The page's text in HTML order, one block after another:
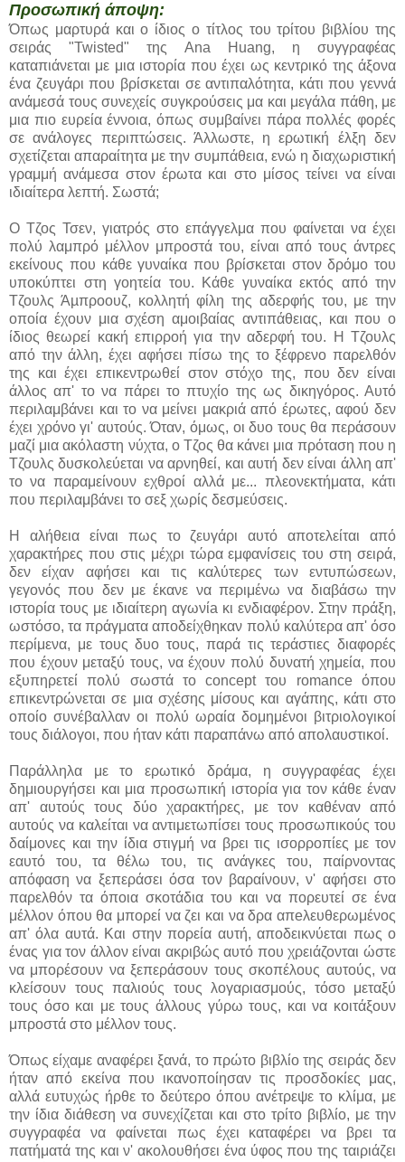
Προσωπική άποψη:
Όπως μαρτυρά και ο ίδιος ο τίτλος του τρίτου βιβλίου της
σειράς "Twisted" της Ana Huang, η συγγραφέας
καταπιάνεται με μια ιστορία που έχει ως κεντρικό της άξονα
ένα ζευγάρι που βρίσκεται σε αντιπαλότητα, κάτι που γεννά
ανάμεσά τους συνεχείς συγκρούσεις μα και μεγάλα πάθη, με
μια πιο ευρεία έννοια, όπως συμβαίνει πάρα πολλές φορές
σε ανάλογες περιπτώσεις. Άλλωστε, η ερωτική έλξη δεν
σχετίζεται απαραίτητα με την συμπάθεια, ενώ η διαχωριστική
γραμμή ανάμεσα στον έρωτα και στο μίσος τείνει να είναι
ιδιαίτερα λεπτή. Σωστά;
Ο Τζος Τσεν, γιατρός στο επάγγελμα που φαίνεται να έχει
πολύ λαμπρό μέλλον μπροστά του, είναι από τους άντρες
εκείνους που κάθε γυναίκα που βρίσκεται στον δρόμο του
υποκύπτει στη γοητεία του. Κάθε γυναίκα εκτός από την
Τζουλς Άµπροουζ, κολλητή φίλη της αδερφής του, με την
οποία έχουν μια σχέση αμοιβαίας αντιπάθειας, και που ο
ίδιος θεωρεί κακή επιρροή για την αδερφή του. Η Τζουλς
από την άλλη, έχει αφήσει πίσω της το ξέφρενο παρελθόν
της και έχει επικεντρωθεί στον στόχο της, που δεν είναι
άλλος απ' το να πάρει το πτυχίο της ως δικηγόρος. Αυτό
περιλαμβάνει και το να μείνει μακριά από έρωτες, αφού δεν
έχει χρόνο γι' αυτούς. Όταν, όμως, οι δυο τους θα περάσουν
μαζί μια ακόλαστη νύχτα, ο Τζος θα κάνει μια πρόταση που η
Τζουλς δυσκολεύεται να αρνηθεί, και αυτή δεν είναι άλλη απ'
το να παραμείνουν εχθροί αλλά με... πλεονεκτήματα, κάτι
που περιλαμβάνει το σεξ χωρίς δεσμεύσεις.
Η αλήθεια είναι πως το ζευγάρι αυτό αποτελείται από
χαρακτήρες που στις μέχρι τώρα εμφανίσεις του στη σειρά,
δεν είχαν αφήσει και τις καλύτερες των εντυπώσεων,
γεγονός που δεν με έκανε να περιμένω να διαβάσω την
ιστορία τους με ιδιαίτερη αγωνίa κι ενδιαφέρον. Στην πράξη,
ωστόσο, τα πράγματα αποδείχθηκαν πολύ καλύτερα απ' όσο
περίμενα, με τους δυο τους, παρά τις τεράστιες διαφορές
που έχουν μεταξύ τους, να έχουν πολύ δυνατή χημεία, που
εξυπηρετεί πολύ σωστά το concept του romance όπου
επικεντρώνεται σε μια σχέσης μίσους και αγάπης, κάτι στο
οποίο συνέβαλλαν οι πολύ ωραία δομημένοι βιτριολογικοί
τους διάλογοι, που ήταν κάτι παραπάνω από απολαυστικοί.
Παράλληλα με το ερωτικό δράμα, η συγγραφέας έχει
δημιουργήσει και μια προσωπική ιστορία για τον κάθε έναν
απ' αυτούς τους δύο χαρακτήρες, με τον καθέναν από
αυτούς να καλείται να αντιμετωπίσει τους προσωπικούς του
δαίμονες και την ίδια στιγμή να βρει τις ισορροπίες με τον
εαυτό του, τα θέλω του, τις ανάγκες του, παίρνοντας
απόφαση να ξεπεράσει όσα τον βαραίνουν, ν' αφήσει στο
παρελθόν τα όποια σκοτάδια του και να πορευτεί σε ένα
μέλλον όπου θα μπορεί να ζει και να δρα απeλευθερωμένος
απ' όλα αυτά. Και στην πορεία αυτή, αποδεικνύεται πως ο
ένας για τον άλλον είναι ακριβώς αυτό που χρειάζονται ώστε
να μπορέσουν να ξεπεράσουν τους σκοπέλους αυτούς, να
κλείσουν τους παλιούς τους λογαριασμούς, τόσο μεταξύ
τους όσο και με τους άλλους γύρω τους, και να κοιτάξουν
μπροστά στο μέλλον τους.
Όπως είχαμε αναφέρει ξανά, το πρώτο βιβλίο της σειράς δεν
ήταν από εκείνα που ικανοποίησαν τις προσδοκίες μας,
αλλά ευτυχώς ήρθε το δεύτερο όπου ανέτρεψε το κλίμα, με
την ίδια διάθεση να συνεχίζεται και στο τρίτο βιβλίο, με την
συγγραφέα να φαίνεται πως έχει καταφέρει να βρει τα
πατήματά της και ν' ακολουθήσει ένα ύφος που της ταιριάζει